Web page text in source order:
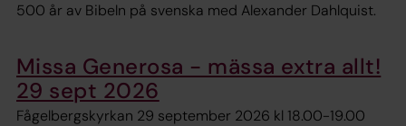
500 år av Bibeln på svenska med Alexander Dahlquist.
Missa Generosa - mässa extra allt!
29 sept 2026
Fågelbergskyrkan 29 september 2026 kl 18.00-19.00